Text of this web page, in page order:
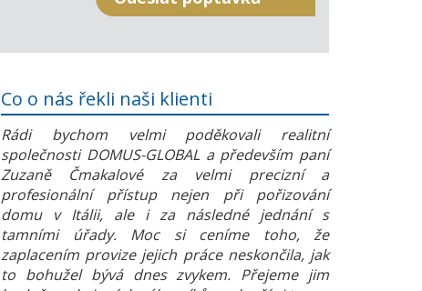
Co o nás řekli naši klienti
Rádi bychom velmi poděkovali realitní
společnosti DOMUS-GLOBAL a především paní
Zuzaně Čmakalové za velmi precizní a
profesionální přístup nejen při pořizování
domu v Itálii, ale i za následné jednání s
tamními úřady. Moc si ceníme toho, že
zaplacením provize jejich práce neskončila, jak
to bohužel bývá dnes zvykem. Přejeme jim